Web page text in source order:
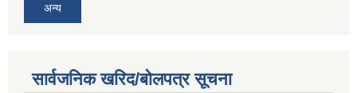
अन्य
सार्वजनिक खरिद/बोलपत्र सूचना